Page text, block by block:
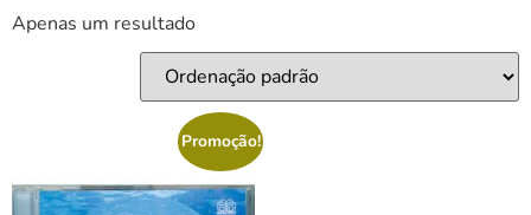
Apenas um resultado
Promoção!